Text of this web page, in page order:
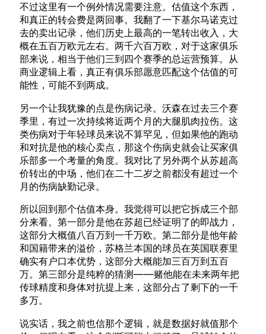
不过这里有一个例外情况需要注意。估值这个东西，
和真正的转会费是两回事。我翻了一下基尔马诺克过
去的卖出记录，他们历史上最高的一笔转出收入，大
概在五百万欧元左右。两千六百万欧，对于这家俱乐
部来说，相当于他们三到四个赛季的总运营预算。从
商业逻辑上看，真正有俱乐部愿意匹配这个估值的可
能性，可能不到两成。
另一个让我犹豫的点是伤病记录。沃森在过去三个赛
季里，有过一次持续将近两个月的大腿肌肉拉伤。这
类伤病对于年轻球员来说不算罕见，但如果他的跑动
和对抗是他的核心卖点，那这个伤病史就会让买家俱
乐部多一个考量的角度。我对比了另外两个从苏超高
价转出的中场，他们在二十二岁之前都没有超过一个
月的伤病缺勤记录。
所以回到那个估值本身。我觉得可以把它拆成三个部
分来看。第一部分是他在苏超已经证明了的即战力，
这部分大概值八百万到一千万欧。第二部分是他年龄
和国籍带来的溢价，苏格兰本国的球员在英国联赛里
确实有户口本优势，这部分大概能加三百万到五百
万。第三部分是纯粹的猜测——赌他能在未来两年把
传球精度和身体对抗提上来，这部分占了剩下的一千
多万。
说实话，我之前也信那个逻辑，就是数据好就值那个